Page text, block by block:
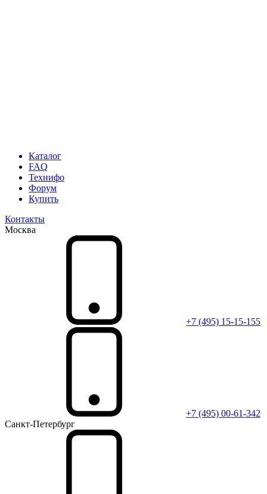
Каталог
FAQ
Технифо
Форум
Купить
Контакты
Москва
+7 (495) 15-15-155
+7 (495) 00-61-342
Санкт-Петербург